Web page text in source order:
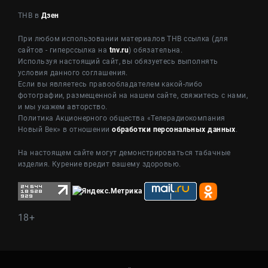
ТНВ в Дзен
При любом использовании материалов ТНВ ссылка (для
сайтов - гиперссылка на tnv.ru) обязательна.
Используя настоящий сайт, вы обязуетесь выполнять
условия данного соглашения.
Если вы являетесь правообладателем какой-либо
фотографии, размещенной на нашем сайте, свяжитесь с нами,
и мы укажем авторство.
Политика Акционерного общества «Телерадиокомпания
Новый Век» в отношенииобработки персональных данных.
На настоящем сайте могут демонстрироваться табачные
изделия. Курение вредит вашему здоровью.
18+